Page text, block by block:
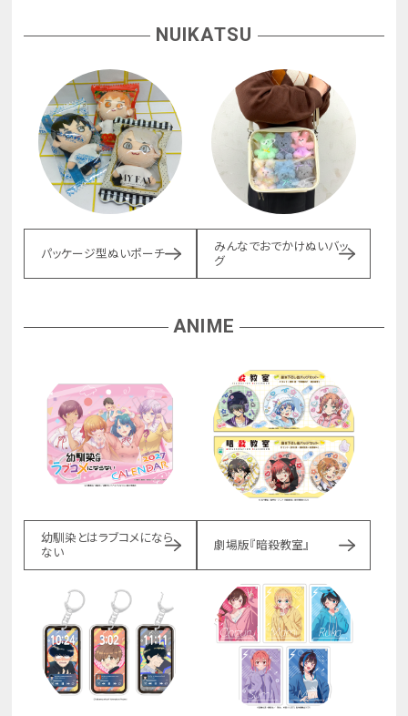
NUIKATSU
パッケージ型ぬいポーチ
みんなでおでかけぬいバッ
グ
ANIME
幼馴染とはラブコメになら
ない
劇場版『暗殺教室』